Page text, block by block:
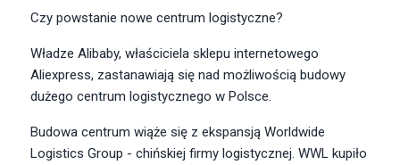
Czy powstanie nowe centrum logistyczne?
Władze Alibaby, właściciela sklepu internetowego
Aliexpress, zastanawiają się nad możliwością budowy
dużego centrum logistycznego w Polsce.
Budowa centrum wiąże się z ekspansją Worldwide
Logistics Group - chińskiej firmy logistycznej. WWL kupiło